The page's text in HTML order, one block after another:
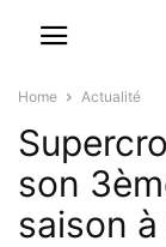
Home Actualité
son
saison